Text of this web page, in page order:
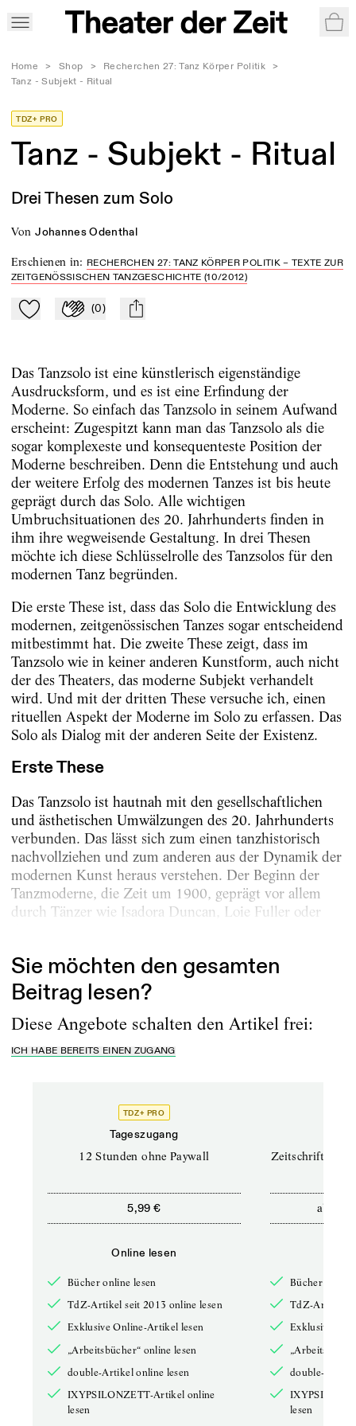
Home > Shop > Recherchen 27: Tanz Körper Politik
>
Tanz - Subjekt - Ritual
TDZ+ PRO
Tanz - Subjekt - Ritual
Drei Thesen zum Solo
von Johannes Odenthal
Erschienen in: RECHERCHEN 27: TANZ KÖRPER POLITIK – TEXTE ZUR
ZEITGENÖSSISCHEN TANZGESCHICHTE (10/2012)
Zu Mein-TdZ hinzufügen
Applaudieren
(0) mail
Das Tanzsolo ist eine künstlerisch eigenständige
Ausdrucksform, und es ist eine Erfindung der
Moderne. So einfach das Tanzsolo in seinem Aufwand
erscheint: Zugespitzt kann man das Tanzsolo als die
sogar komplexeste und konsequenteste Position der
Moderne beschreiben. Denn die Entstehung und auch
der weitere Erfolg des modernen Tanzes ist bis heute
geprägt durch das Solo. Alle wichtigen
Umbruchsituationen des 20. Jahrhunderts finden in
ihm ihre wegweisende Gestaltung. In drei Thesen
möchte ich diese Schlüsselrolle des Tanzsolos für den
modernen Tanz begründen.
Die erste These ist, dass das Solo die Entwicklung des
modernen, zeitgenössischen Tanzes sogar entscheidend
mitbestimmt hat. Die zweite These zeigt, dass im
Tanzsolo wie in keiner anderen Kunstform, auch nicht
der des Theaters, das moderne Subjekt verhandelt
wird. Und mit der dritten These versuche ich, einen
rituellen Aspekt der Moderne im Solo zu erfassen. Das
Solo als Dialog mit der anderen Seite der Existenz.
Erste These
Das Tanzsolo ist hautnah mit den gesellschaftlichen
und ästhetischen Umwälzungen des 20. Jahrhunderts
verbunden. Das lässt sich zum einen tanzhistorisch
nachvollziehen und zum anderen aus der Dynamik der
modernen Kunst heraus verstehen. Der Beginn der
Tanzmoderne, die Zeit um 1900, geprägt vor allem
durch Tänzer wie Isadora Duncan, Loie Fuller oder
Sie möchten den gesamten
Beitrag lesen?
Diese Angebote schalten den Artikel frei:
ICH HABE BEREITS EINEN ZUGANG
TDZ+ PRO
Tageszugang
12 Stunden ohne Paywall
5,99 €
Online lesen
Bücher online lesen
TdZ-Artikel seit 2013 online lesen
Exklusive Online-Artikel lesen
„Arbeitsbücher“ online lesen
double-Artikel online lesen
IXYPSILONZETT-Artikel online
lesen
Zeitschriften
ab
Bücher online
TdZ-Artikel
Exklusive
double-
lesen